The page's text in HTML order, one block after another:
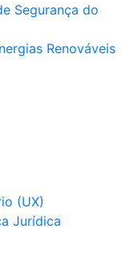
Segurança do
Renováveis
(UX)
Jurídica